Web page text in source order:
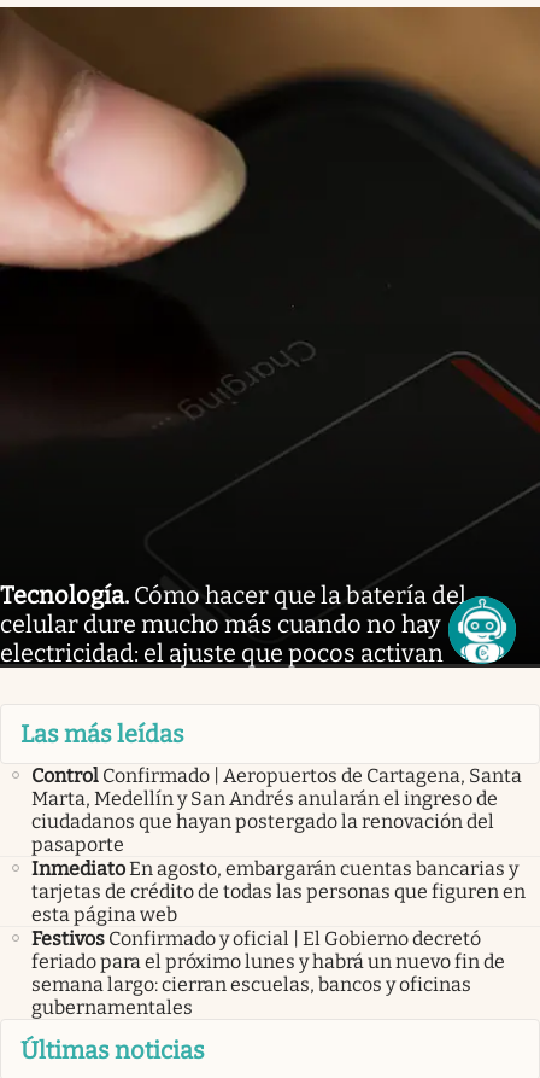
Tecnología. Cómo hacer que la batería del
celular dure mucho más cuando no hay
electricidad: el ajuste que pocos activan
Las más leídas
Control Confirmado | Aeropuertos de Cartagena, Santa
Marta, Medellín y San Andrés anularán el ingreso de
ciudadanos que hayan postergado la renovación del
pasaporte
InmediatoEn agosto, embargarán cuentas bancarias y
tarjetas de crédito de todas las personas que figuren en
esta página web
Festivos Confirmado y oficial | El Gobierno decretó
feriado para el próximo lunes y habrá un nuevo fin de
semana largo: cierran escuelas, bancos y oficinas
gubernamentales
Últimas noticias